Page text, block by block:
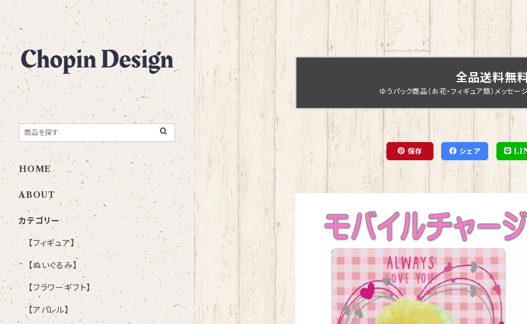
全品送料無
ゆうパック商品（お花・フィギュア類）メッセ
保存 シェア
HOME
ABOUT
カテゴリー
【フィギュア】
【ぬいぐるみ】
【フラワーギフト】
【アパレル】